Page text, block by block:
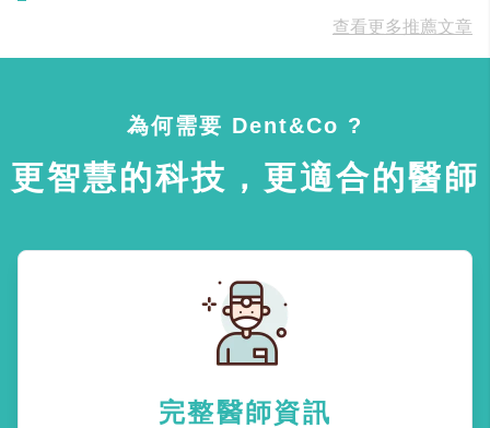
查看更多推薦文章
為何需要 Dent&Co ?
更智慧的科技，更適合的醫師
完整醫師資訊